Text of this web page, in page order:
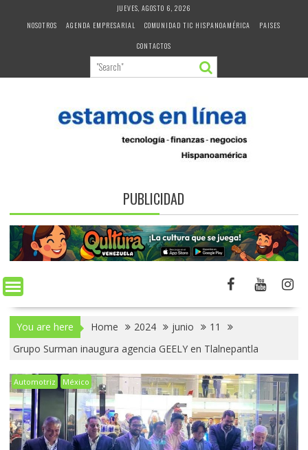
JUEVES, AGOSTO 6, 2026
NOSOTROS
AGENDA EMPRESARIAL COMUNIDAD TIC HISPANOAMÉRICA
PAISES
CONTACTOS
PUBLICIDAD
You are here Home 2024 junio
11
Grupo Surman inaugura agencia GEELY en Tlalnepantla
Automotriz México